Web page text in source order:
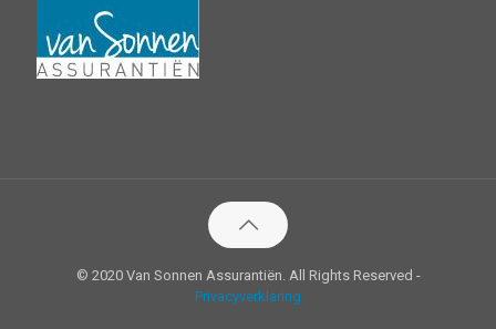
© 2020 Van Sonnen Assurantiën. All Rights Reserved -
Privacyverklaring